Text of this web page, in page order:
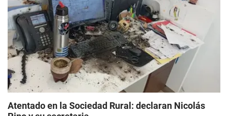
Atentado en la Sociedad Rural: declaran Nicolás